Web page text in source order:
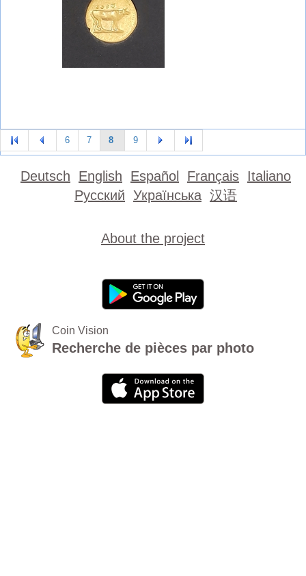
6 7 8 9
Deutsch English Español Français Italiano
Русский Українська 汉语
About the project
Coin Vision
Recherche de pièces par photo